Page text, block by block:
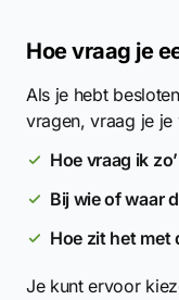
Hoe vraag je
Als je hebt
vragen, vraag je
Hoe vraag ik
Bij wie of waar
Hoe zit het met
Je kunt ervoor